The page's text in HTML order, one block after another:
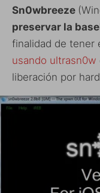
Sn0wbreeze
preservar la
finalidad de tener
usando ultrasn0w
liberación por